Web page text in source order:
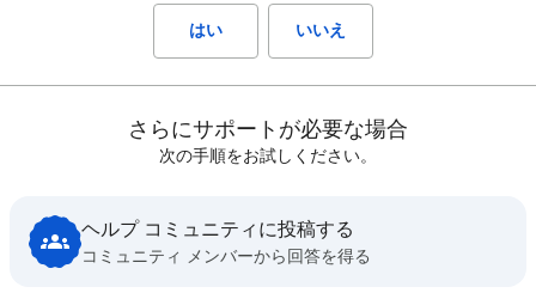
はい いいえ
さらにサポートが必要な場合
次の手順をお試しください。
ヘルプ コミュニティに投稿する
コミュニティ メンバーから回答を得る